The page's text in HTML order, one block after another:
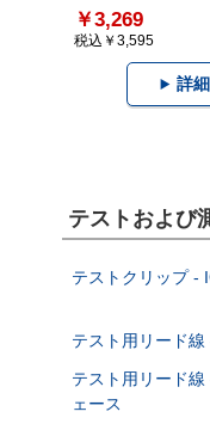
￥3,269
税込￥3,595
詳
テストおよび
テストクリップ -
テスト用リード
テスト用リード
ェース